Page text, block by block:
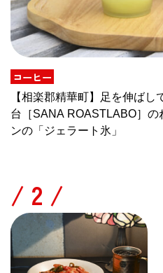
コーヒー
【相楽郡精華町】足を伸ば
台［SANA ROASTLABO］の
ンの「ジェラート氷」
/